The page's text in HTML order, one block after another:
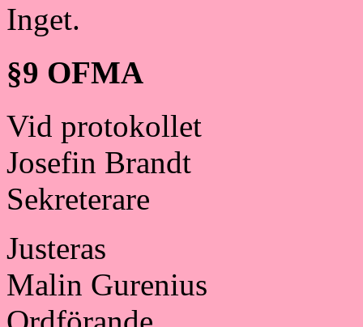
Inget.
§9 OFMA
Vid protokollet
Josefin Brandt
Sekreterare
Justeras
Malin Gurenius